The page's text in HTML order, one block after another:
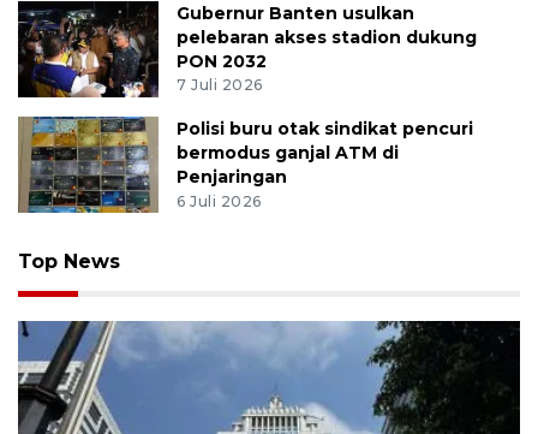
Gubernur Banten usulkan
pelebaran akses stadion dukung
PON 2032
7 Juli 2026
Polisi buru otak sindikat pencuri
bermodus ganjal ATM di
Penjaringan
6 Juli 2026
Top News